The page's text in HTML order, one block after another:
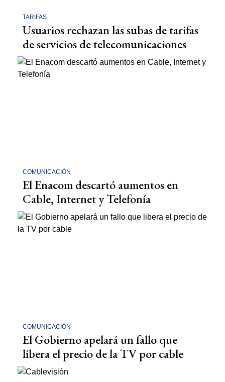
TARIFAS
Usuarios rechazan las subas de tarifas
de servicios de telecomunicaciones
COMUNICACIÓN
El Enacom descartó aumentos en
Cable, Internet y Telefonía
COMUNICACIÓN
El Gobierno apelará un fallo que
libera el precio de la TV por cable